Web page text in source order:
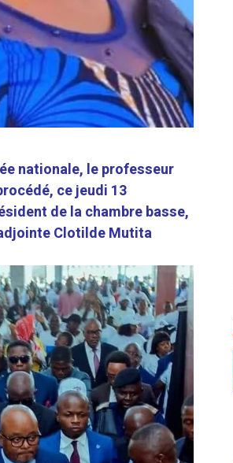
nationale, le professeur
ce jeudi 13
de la chambre basse,
Clotilde Mutita